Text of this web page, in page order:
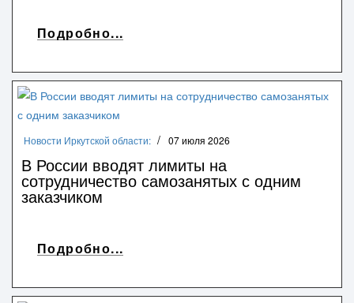
Подробно...
Новости Иркутской области: 07 июля 2026
В России вводят лимиты на
сотрудничество самозанятых с одним
заказчиком
Подробно...